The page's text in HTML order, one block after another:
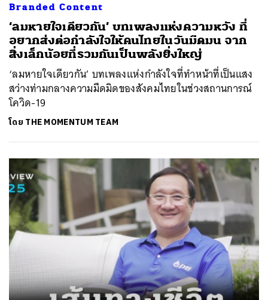
Branded Content
‘ลมหายใจเดียวกัน’ บทเพลงแห่งความหวัง ที่
อยากส่งต่อกำลังใจให้คนไทยในวันมืดมน จาก
สิ่งเล็กน้อยที่รวมกันเป็นพลังยิ่งใหญ่
‘ลมหายใจเดียวกัน’ บทเพลงแห่งกำลังใจที่ทำหน้าที่เป็นแสง
สว่างท่ามกลางความมืดมิดของสังคมไทยในช่วงสถานการณ์
โควิด-19
โดย THE MOMENTUM TEAM